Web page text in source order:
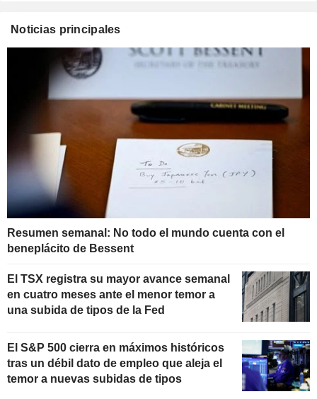
Noticias principales
Resumen semanal: No todo el mundo cuenta con el
beneplácito de Bessent
El TSX registra su mayor avance semanal
en cuatro meses ante el menor temor a
una subida de tipos de la Fed
El S&P 500 cierra en máximos históricos
tras un débil dato de empleo que aleja el
temor a nuevas subidas de tipos